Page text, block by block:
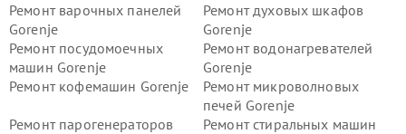
Ремонт варочных панелей
Gorenje
Ремонт духовых шкафов
Gorenje
Ремонт посудомоечных
машин Gorenje
Ремонт водонагревателей
Gorenje
Ремонт кофемашин Gorenje
Ремонт микроволновых
печей Gorenje
Ремонт парогенераторов
Ремонт стиральных машин